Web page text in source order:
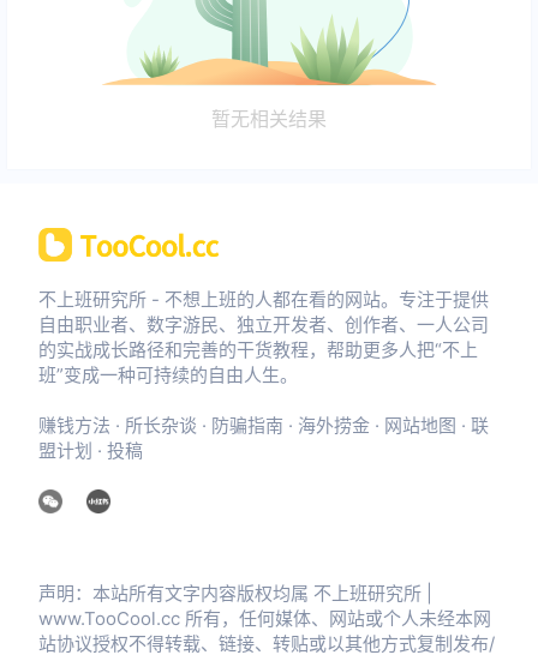
暂无相关结果
不上班研究所 - 不想上班的人都在看的网站。专注于提供
自由职业者、数字游民、独立开发者、创作者、一人公司
的实战成长路径和完善的干货教程，帮助更多人把“不上
班”变成一种可持续的自由人生。
赚钱方法 · 所长杂谈 · 防骗指南 · 海外捞金 · 网站地图 · 联
盟计划 · 投稿
声明：本站所有文字内容版权均属 不上班研究所 |
www.TooCool.cc 所有，任何媒体、网站或个人未经本网
站协议授权不得转载、链接、转贴或以其他方式复制发布/